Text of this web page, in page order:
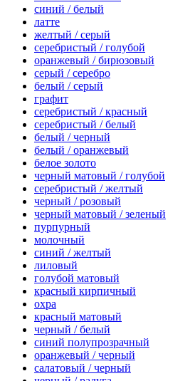
синий / белый
латте
желтый / серый
серебристый / голубой
оранжевый / бирюзовый
серый / серебро
белый / серый
графит
серебристый / красный
серебристый / белый
белый / черный
белый / оранжевый
белое золото
черный матовый / голубой
серебристый / желтый
черный / розовый
черный матовый / зеленый
пурпурный
молочный
синий / желтый
лиловый
голубой матовый
красный кирпичный
охра
красный матовый
черный / белый
синий полупрозрачный
оранжевый / черный
салатовый / черный